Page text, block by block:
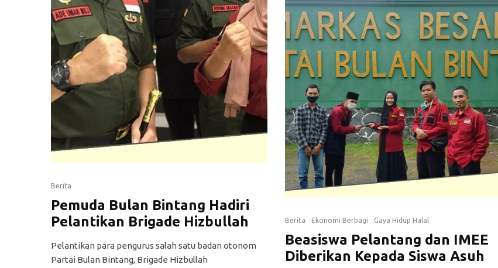
Berita
Pemuda Bulan Bintang Hadiri
Pelantikan Brigade Hizbullah
Pelantikan para pengurus salah satu badan otonom
Partai Bulan Bintang, Brigade Hizbullah
Berita Ekonomi Berbagi Gaya Hidup Halal
Beasiswa Pelantang dan IMEE
Diberikan Kepada Siswa Asuh